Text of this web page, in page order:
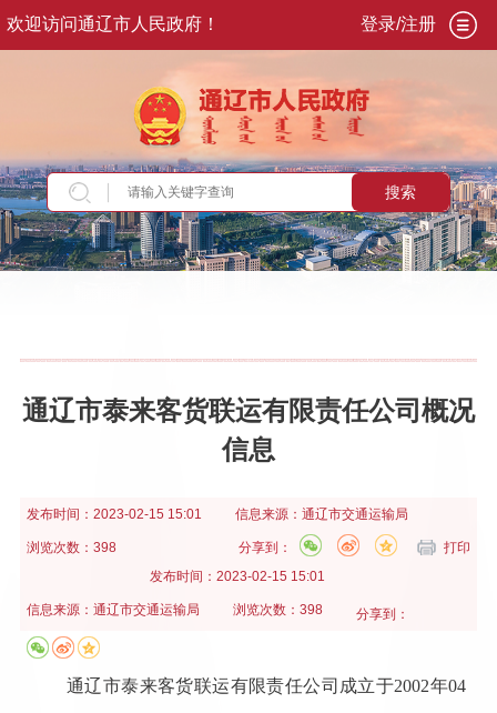
欢迎访问通辽市人民政府！ 登录/注册
搜索
当前位置：首页>政务公开>政府信息公开>法
位信息公开>公共交通领域
通辽市泰来客货联运有限责任公司概况
信息
发布时间： 2023-02-15 15:01 信息来源： 通辽市交通运输局
浏览次数：398 打印
分享到：
发布时间： 2023-02-15 15:01
信息来源： 通辽市交通运输局 浏览次数：398 分享到：
通辽市泰来客货联运有限责任公司成立于2002年04